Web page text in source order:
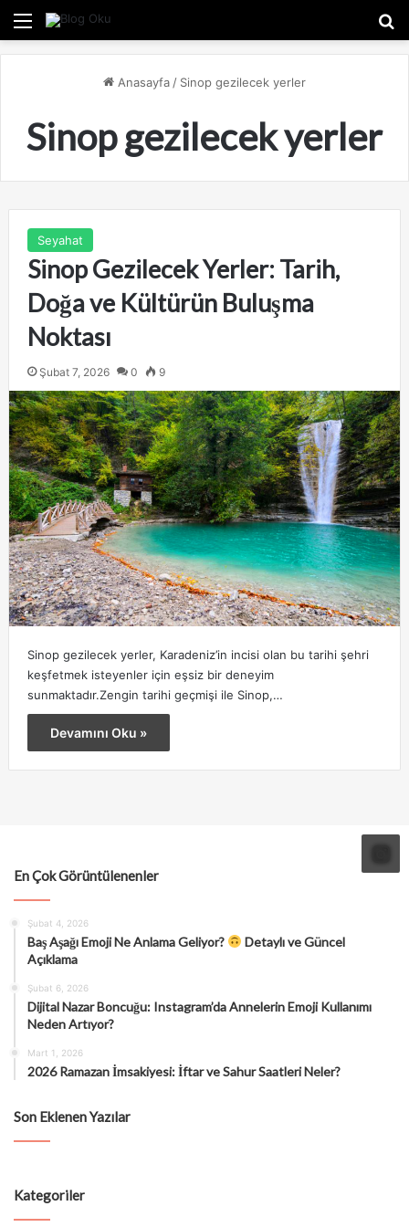
Menü
Anasayfa / Sinop gezilecek yerler
Sinop gezilecek yerler
Seyahat
Sinop Gezilecek Yerler: Tarih,
Doğa ve Kültürün Buluşma
Noktası
Şubat 7, 2026 0 9
Sinop gezilecek yerler, Karadeniz’in incisi olan bu tarihi şehri
keşfetmek isteyenler için eşsiz bir deneyim
sunmaktadır.Zengin tarihi geçmişi ile Sinop,…
Devamını Oku »
En Çok Görüntülenenler
Şubat 4, 2026
Baş Aşağı Emoji Ne Anlama Geliyor?
Detaylı ve Güncel
Açıklama
Şubat 6, 2026
Dijital Nazar Boncuğu: Instagram’da Annelerin Emoji Kullanımı
Neden Artıyor?
Mart 1, 2026
2026 Ramazan İmsakiyesi: İftar ve Sahur Saatleri Neler?
Son Eklenen Yazılar
Kategoriler